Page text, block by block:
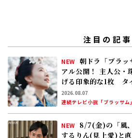
注目の記事
NEW 朝ドラ「ブラッ
アル公開！ 主人公・
げる印象的な1枚 タ
督、語りは三條雅幸
送
2026.08.07
連続テレビ小説「ブラッサム」
NEW
8/7(金)の「風
するりん(見上愛)と